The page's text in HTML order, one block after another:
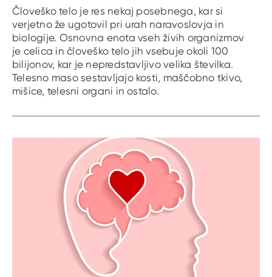
Človeško telo je res nekaj posebnega, kar si
verjetno že ugotovil pri urah naravoslovja in
biologije. Osnovna enota vseh živih organizmov
je celica in človeško telo jih vsebuje okoli 100
bilijonov, kar je nepredstavljivo velika številka.
Telesno maso sestavljajo kosti, maščobno tkivo,
mišice, telesni organi in ostalo.